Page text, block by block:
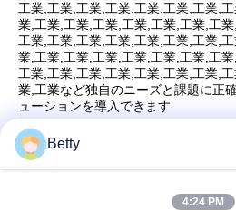
工業,工業,工業,工業,工業,工業,工業,
業,工業,工業,工業,工業,工業,工業,工
工業,工業,工業,工業,工業,工業,工業,
業,工業,工業,工業,工業,工業,工業,工
工業,工業,工業,工業,工業,工業,工業,
業,工業など独自のニーズと課題に正
ューションを導入できます
Betty
4:24 PM